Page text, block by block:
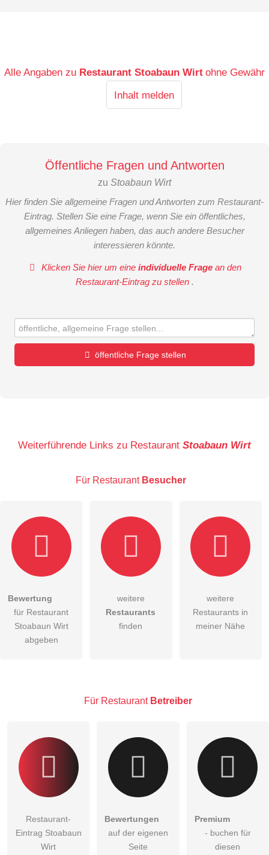
Alle Angaben zu Restaurant Stoabaun Wirt ohne Gewähr
Inhalt melden
Öffentliche Fragen und Antworten
zu Stoabaun Wirt
Hier finden Sie allgemeine Fragen und Antworten zum Restaurant-
Eintrag. Stellen Sie eine Frage, wenn Sie ein öffentliches,
allgemeines Anliegen haben, das auch andere Besucher
interessieren könnte.
Klicken Sie hier um eineindividuelle Frage an den
Restaurant-Eintrag zu stellen .
öffentliche Frage stellen
E-Mail-Adresse (wird nicht veröffentlicht)
Hiermit akzeptiere ich dieAGB
DieDatenschutzerklärung habe ich zur Kenntnis genommen.
Besucher sichtbar.
Weiterführende Links zu Restaurant Stoabaun Wirt
Für Restaurant Besucher
Bewertung
für Restaurant
Stoabaun Wirt
abgeben
weitere
Restaurants
finden
weitere
Restaurants in
meiner Nähe
Für Restaurant Betreiber
Restaurant-
Eintrag Stoabaun
Wirt
Bewertungen
auf der eigenen
Seite
Premium
- buchen für
diesen